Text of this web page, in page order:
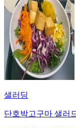
샐러딩
단호박고구마 샐러